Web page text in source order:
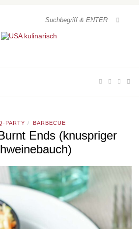
PARTY / BARBECUE
Ends (knuspriger